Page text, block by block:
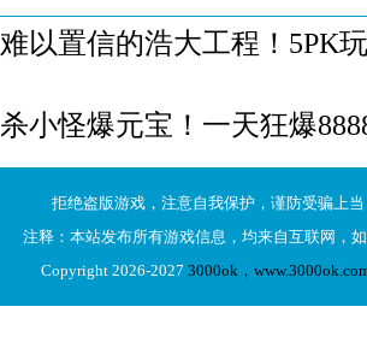
难以置信的浩大工程！5PK
杀小怪爆元宝！一天狂爆
拒绝盗版游戏，注意自我保护，谨防受骗上
注释：本站发布所有游戏信息，均来自互联网，
Copyright 2026-2027 3000ok，